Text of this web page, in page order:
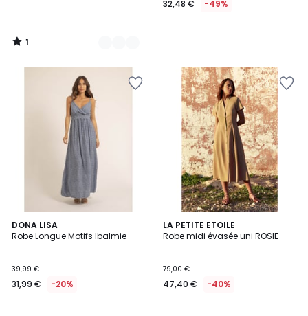
1
/
32,48 € -49%
DONA LISA
Robe Longue Motifs Ibalmie
39,99 €
31,99 € -20%
5
/
2
Couleurs
LA PETITE ETOILE
Robe midi évasée uni ROSIE
79,00 €
47,40 € -40%
2
Couleurs